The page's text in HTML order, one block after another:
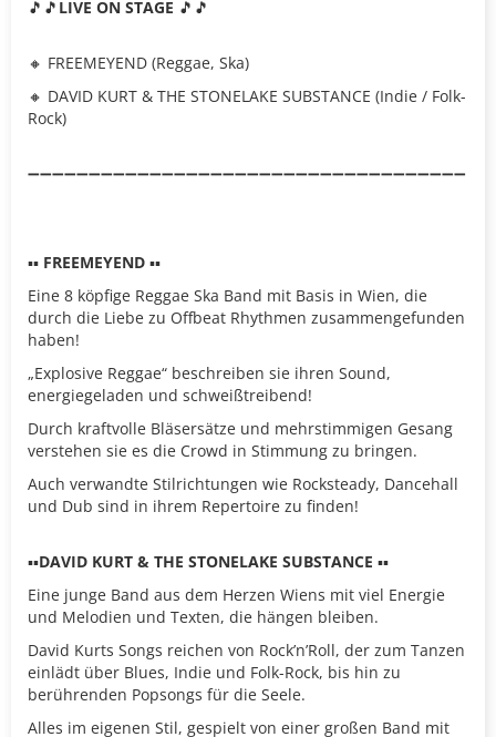
🎵🎵 LIVE ON STAGE 🎵🎵
🔸 FREEMEYEND (Reggae, Ska)
🔸 DAVID KURT & THE STONELAKE SUBSTANCE (Indie / Folk-
Rock)
➖➖➖➖➖➖➖➖➖➖➖➖➖➖➖➖➖➖➖➖➖➖➖➖➖➖➖➖➖➖➖➖➖➖➖➖
▪️▪️ FREEMEYEND ▪️▪️
Eine 8 köpfige Reggae Ska Band mit Basis in Wien, die
durch die Liebe zu Offbeat Rhythmen zusammengefunden
haben!
„Explosive Reggae“ beschreiben sie ihren Sound,
energiegeladen und schweißtreibend!
Durch kraftvolle Bläsersätze und mehrstimmigen Gesang
verstehen sie es die Crowd in Stimmung zu bringen.
Auch verwandte Stilrichtungen wie Rocksteady, Dancehall
und Dub sind in ihrem Repertoire zu finden!
▪️▪️DAVID KURT & THE STONELAKE SUBSTANCE ▪️▪️
Eine junge Band aus dem Herzen Wiens mit viel Energie
und Melodien und Texten, die hängen bleiben.
David Kurts Songs reichen von Rock’n’Roll, der zum Tanzen
einlädt über Blues, Indie und Folk-Rock, bis hin zu
berührenden Popsongs für die Seele.
Alles im eigenen Stil, gespielt von einer großen Band mit